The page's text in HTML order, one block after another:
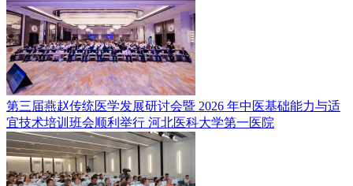
第三届燕赵传统医学发展研讨会暨 2026 年中医基础能力与适
宜技术培训班会顺利举行 河北医科大学第一医院